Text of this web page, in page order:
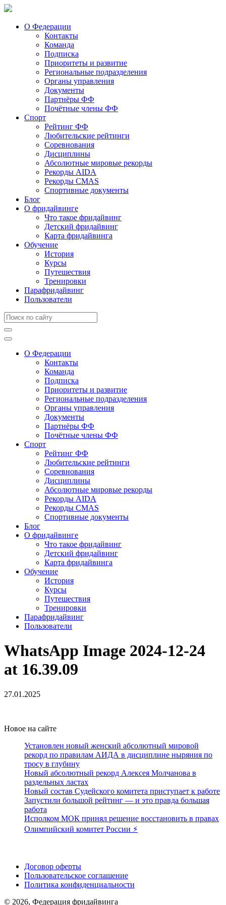
О Федерации
Контакты
Команда
Подписка
Приоритеты и развитие
Региональные подразделения
Органы управления
Документы
Партнёры ФФ
Почётные члены ФФ
Спорт
Рейтинг ФФ
Любительские рейтинги
Соревнования
Дисциплины
Абсолютные мировые рекорды
Рекорды AIDA
Рекорды CMAS
Спортивные документы
Блог
О фридайвинге
Что такое фридайвинг
Детский фридайвинг
Карта фридайвинга
Обучение
История
Курсы
Путешествия
Тренировки
Парафридайвинг
Пользователи
О Федерации
Контакты
Команда
Подписка
Приоритеты и развитие
Региональные подразделения
Органы управления
Документы
Партнёры ФФ
Почётные члены ФФ
Спорт
Рейтинг ФФ
Любительские рейтинги
Соревнования
Дисциплины
Абсолютные мировые рекорды
Рекорды AIDA
Рекорды CMAS
Спортивные документы
Блог
О фридайвинге
Что такое фридайвинг
Детский фридайвинг
Карта фридайвинга
Обучение
История
Курсы
Путешествия
Тренировки
Парафридайвинг
Пользователи
WhatsApp Image 2024-12-24
at 16.39.09
27.01.2025
Новое на сайте
Установлен новый женский абсолютный мировой
рекорд по правилам АИДА в дисциплине ныряния по
тросу в глубину
Новый абсолютный рекорд Алексея Молчанова в
раздельных ластах
Новый состав Судейского комитета приступает к работе
Запустили большой рейтинг — и это правда большая
работа
Исполком МОК принял решение восстановить в правах
Олимпийский комитет России ⚡️
Договор оферты
Пользовательское соглашение
Политика конфиденциальности
© 2026, Федерация фридайвинга